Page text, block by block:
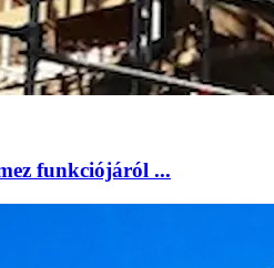
funkciójáról ...